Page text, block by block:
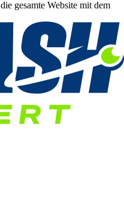
gesamte Website mit dem